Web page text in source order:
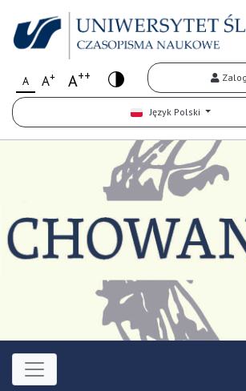
A A+ A++
Język Polski